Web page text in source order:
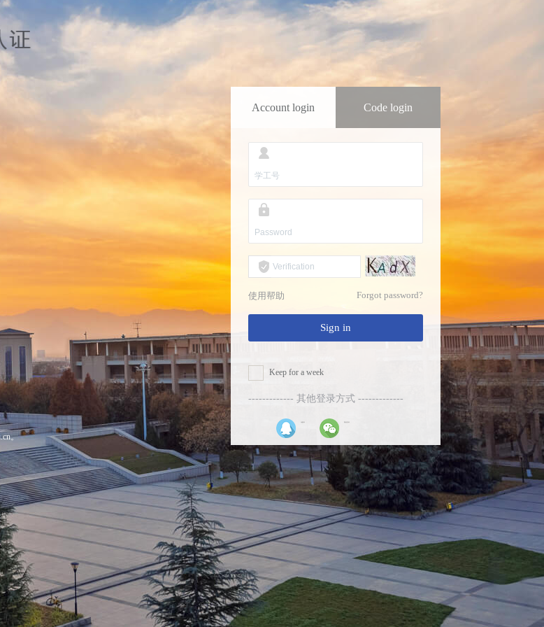
Account login Code login
使用帮助 Forgot password?
Sign in
Keep for a week
------------- 其他登录方式 -------------
。